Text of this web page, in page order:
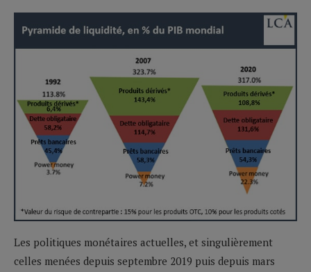
Les politiques monétaires actuelles, et singulièrement
celles menées depuis septembre 2019 puis depuis mars